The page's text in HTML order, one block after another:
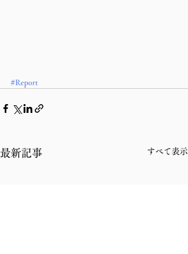
#Report
最新記事 すべて表示